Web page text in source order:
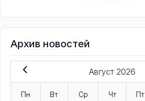
Архив новостей
Август 2026
Пн Вт Ср Чт Пт